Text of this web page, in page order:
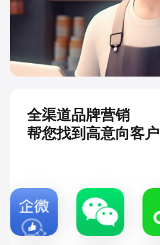
全渠道品牌营销
帮您找到高意向客户